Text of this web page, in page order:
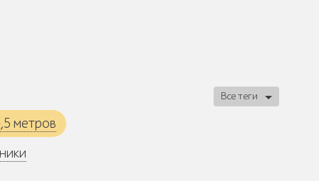
метров
Все теги